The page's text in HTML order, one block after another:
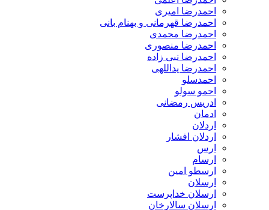
احمدرضا امیری
احمدرضا قهرمانی و بهنام بانی
احمدرضا محمدی
احمدرضا منصوری
احمدرضا نبی زاده
احمدرضا یداللهی
احمدسلو
احمو سولو
ادریس رمضانی
ادمان
اردلان
اردلان افشار
ارس
ارسام
ارسطو امین
ارسلان
ارسلان خداپرست
ارسلان سالارخان